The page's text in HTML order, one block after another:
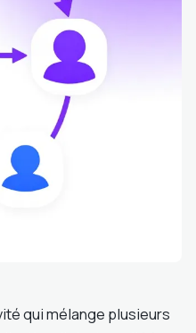
qui mélange plusieurs